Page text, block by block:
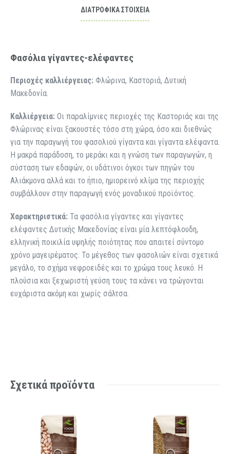
ΔΙΑΤΡΟΦΙΚΆ ΣΤΟΙΧΕΊΑ
Φασόλια γίγαντες-ελέφαντες
Περιοχές καλλιέργειας: Φλώρινα, Καστοριά, Δυτική
Μακεδονία.
Καλλιέργεια: Οι παραλίμνιες περιοχές της Καστοριάς και της
Φλώρινας είναι ξακουστές τόσο στη χώρα, όσο και διεθνώς
για την παραγωγή του φασολιού γίγαντα και γίγαντα ελέφαντα.
Η μακρά παράδοση, το μεράκι και η γνώση των παραγωγών, η
σύσταση των εδαφών, οι υδάτινοι όγκοι των πηγών του
Αλιάκμονα αλλά και το ήπιο, ημιορεινό κλίμα της περιοχής
συμβάλλουν στην παραγωγή ενός μοναδικού προϊόντος.
Χαρακτηριστικά: Τα φασόλια γίγαντες και γίγαντες
ελέφαντες Δυτικής Μακεδονίας είναι μία λεπτόφλουδη,
ελληνική ποικιλία υψηλής ποιότητας που απαιτεί σύντομο
χρόνο μαγειρέματος. Το μέγεθος των φασολιών είναι σχετικά
μεγάλο, το σχήμα νεφροειδές και το χρώμα τους λευκό. Η
πλούσια και ξεχωριστή γεύση τους τα κάνει να τρώγονται
ευχάριστα ακόμη και χωρίς σάλτσα.
Σχετικά προϊόντα